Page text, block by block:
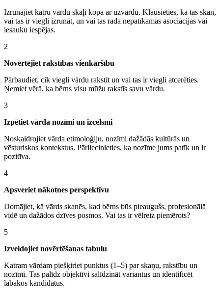
Izrunājiet katru vārdu skaļi kopā ar uzvārdu. Klausieties, kā tas skan,
vai tas ir viegli izrunāt, un vai tas rada nepatīkamas asociācijas vai
iesauku iespējas.
2
Novērtējiet rakstības vienkāršību
Pārbaudiet, cik viegli vārdu rakstīt un vai tas ir viegli atcerēties.
Ņemiet vērā, ka bērns visu mūžu rakstīs savu vārdu.
3
Izpētiet vārda nozīmi un izcelsmi
Noskaidrojiet vārda etimoloģiju, nozīmi dažādās kultūrās un
vēsturiskos kontekstus. Pārliecinieties, ka nozīme jums patīk un ir
pozitīva.
4
Apsveriet nākotnes perspektīvu
Domājiet, kā vārds skanēs, kad bērns būs pieaugušs, profesionālā
vidē un dažādos dzīves posmos. Vai tas ir vēlreiz piemērots?
5
Izveidojiet novērtēšanas tabulu
Katram vārdam piešķiriet punktus (1–5) par skaņu, rakstību un
nozīmi. Tas palīdz objektīvi salīdzināt variantus un identificēt
labākos kandidātus.